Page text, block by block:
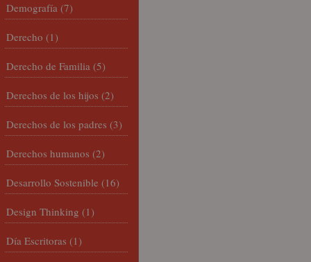
Demografía (7)
Derecho (1)
Derecho de Familia (5)
Derechos de los hijos (2)
Derechos de los padres (3)
Derechos humanos (2)
Desarrollo Sostenible (16)
Design Thinking (1)
Día Escritoras (1)